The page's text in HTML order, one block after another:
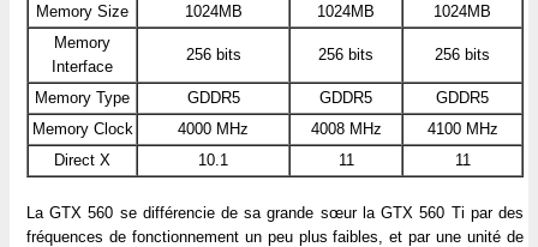
Memory Size
1024MB 1024MB
1024MB
Memory
Interface
256 bits 256 bits 256 bits
Memory Type GDDR5 GDDR5
GDDR5
Memory Clock
4000 MHz 4008 MHz
4100 MHz
Direct X
10.1 11 11
La GTX 560 se différencie de sa grande sœur la GTX 560 Ti par des
fréquences de fonctionnement un peu plus faibles, et par une unité de